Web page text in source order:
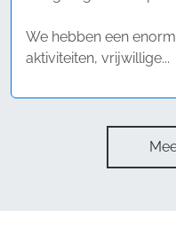
We hebben een
aktiviteiten, vrijwillige...